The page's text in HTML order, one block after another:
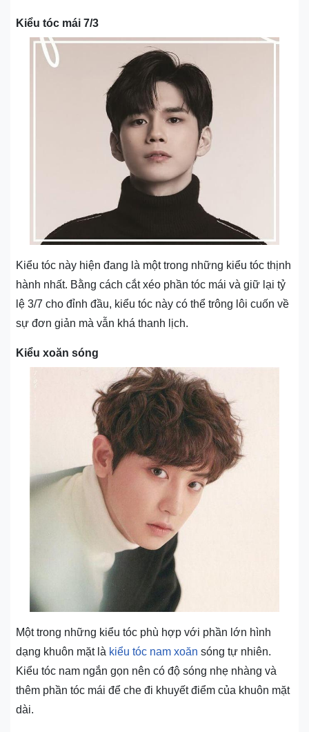
Kiểu tóc mái 7/3
Kiểu tóc này hiện đang là một trong những kiểu tóc thịnh
hành nhất. Bằng cách cắt xéo phần tóc mái và giữ lại tỷ
lệ 3/7 cho đỉnh đầu, kiểu tóc này có thể trông lôi cuốn về
sự đơn giản mà vẫn khá thanh lịch.
Kiểu xoăn sóng
Một trong những kiểu tóc phù hợp với phần lớn hình
dạng khuôn mặt là kiểu tóc nam xoăn sóng tự nhiên.
Kiểu tóc nam ngắn gọn nên có độ sóng nhẹ nhàng và
thêm phần tóc mái để che đi khuyết điểm của khuôn mặt
dài.